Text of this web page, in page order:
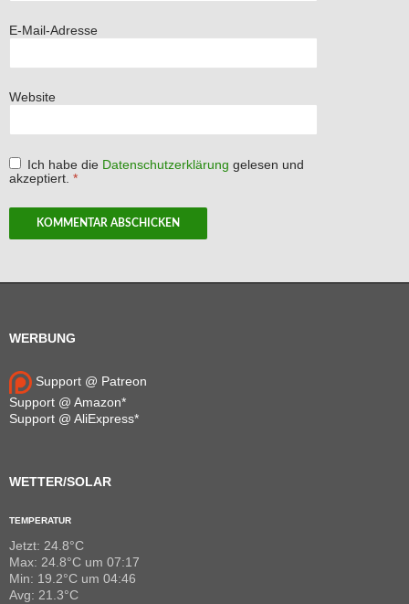
E-Mail-Adresse
Website
Ich habe die Datenschutzerklärung gelesen und
akzeptiert. *
WERBUNG
Support @ Patreon
Support @ Amazon*
Support @ AliExpress*
WETTER/SOLAR
TEMPERATUR
Jetzt: 24.8°C
Max: 24.8°C um 07:17
Min: 19.2°C um 04:46
Avg: 21.3°C